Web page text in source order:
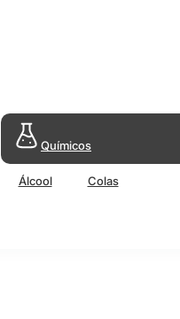
Químicos
Álcool Colas